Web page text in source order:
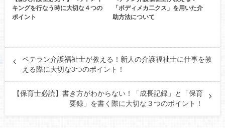
キングを行なう時に大切な４つの
ポイント
「ボディメカ二クス」を用いた介
助方法について
ベテラン介護福祉士が教える！新人の介護福祉士に仕事を教
える際に大切な3つのポイント！
【保育士必読】書き方がわからない！「成長記録」と「保育
要録」を書く際に大切な３つのポイント！